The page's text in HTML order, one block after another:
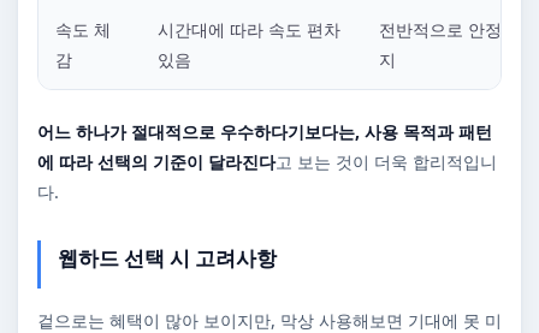
속도 체
감
시간대에 따라 속도 편차
있음
전반적으로 안정적
지
어느 하나가 절대적으로 우수하다기보다는, 사용 목적과 패턴
에 따라 선택의 기준이 달라진다고 보는 것이 더욱 합리적입니
다.
웹하드 선택 시 고려사항
겉으로는 혜택이 많아 보이지만, 막상 사용해보면 기대에 못 미